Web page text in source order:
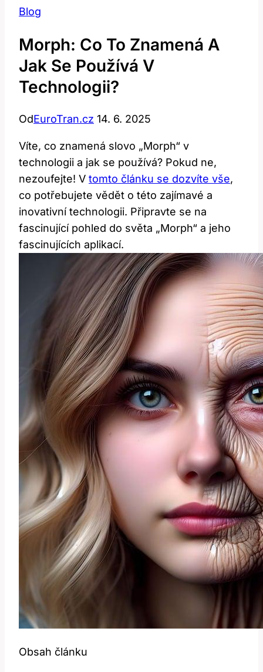
Blog
Morph: Co To Znamená A
Jak Se Používá V
Technologii?
OdEuroTran.cz 14. 6. 2025
Víte, co znamená slovo „Morph“ v
technologii a jak se používá? Pokud ne,
nezoufejte! V tomto článku se dozvíte vše,
co potřebujete vědět o této zajímavé a
inovativní technologii. Připravte se na
fascinující pohled do světa „Morph“ a jeho
fascinujících aplikací.
Obsah článku